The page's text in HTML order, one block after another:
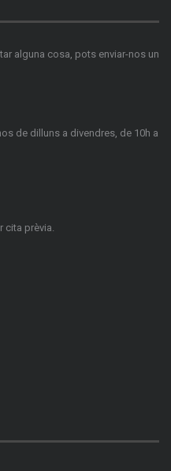
alguna cosa, pots enviar-nos un
de dilluns a divendres, de 10h a
cita prèvia.